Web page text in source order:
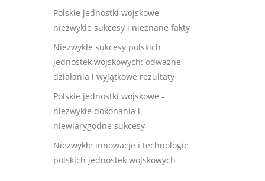
Polskie jednostki wojskowe -
niezwykłe sukcesy i nieznane fakty
Niezwykłe sukcesy polskich
jednostek wojskowych: odważne
działania i wyjątkowe rezultaty
Polskie jednostki wojskowe -
niezwykłe dokonania i
niewiarygodne sukcesy
Niezwykłe innowacje i technologie
polskich jednostek wojskowych